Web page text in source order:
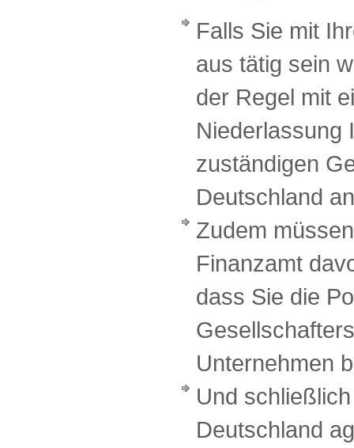
Falls Sie mit
aus tätig sein
der Regel mit
Niederlassung
zuständigen
Deutschland
Zudem
Finanzamt
dass Sie die
Unternehmen
Und
Deutschland